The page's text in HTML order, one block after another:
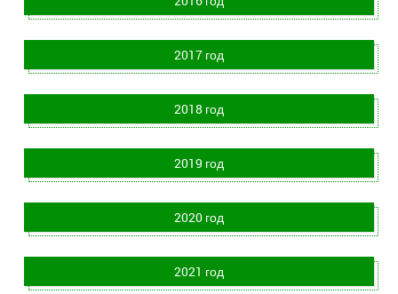
2017 год
2018 год
2019 год
2020 год
2021 год